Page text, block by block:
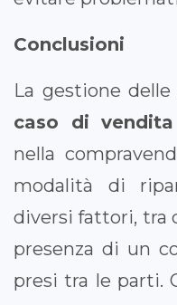
Conclusioni
La gestione delle
caso di vendita
nella
modalità di
diversi fattori, tra
presenza di un
presi tra le parti.